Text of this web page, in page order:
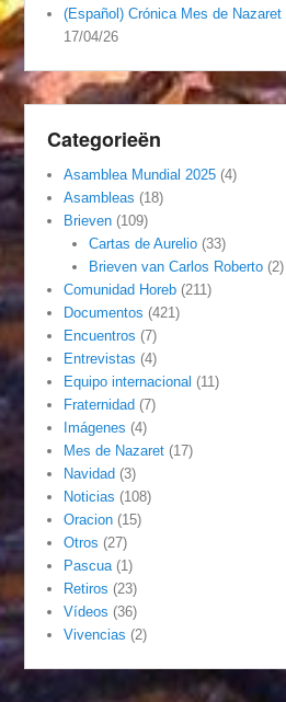
(Español) Crónica Mes de
17/04/26
Categorieën
Asamblea Mundial 2025 (4)
Asambleas (18)
Brieven (109)
Cartas de Aurelio(33)
Brieven van Carlos Roberto(2)
Comunidad Horeb (211)
Documentos (421)
Encuentros (7)
Entrevistas (4)
Equipo internacional (11)
Fraternidad (7)
Imágenes (4)
Mes de Nazaret (17)
Navidad (3)
Noticias (108)
Oracion (15)
Otros (27)
Pascua (1)
Retiros (23)
Vídeos (36)
Vivencias (2)